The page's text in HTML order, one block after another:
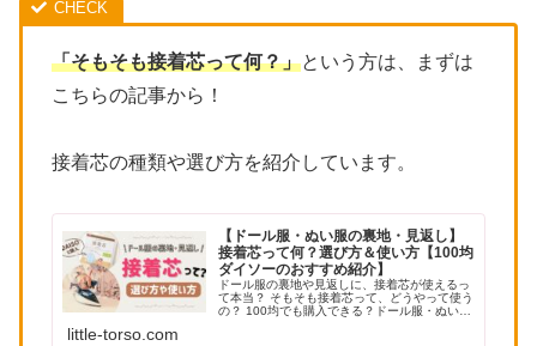
「そもそも接着芯って何？」という方は、まずは
こちらの記事から！
接着芯の種類や選び方を紹介しています。
【ドール服・ぬい服の裏地・見返し】
接着芯って何？選び方＆使い方【100均
ダイソーのおすすめ紹介】
ドール服の裏地や見返しに、接着芯が使えるっ
て本当？ そもそも接着芯って、どうやって使う
の？ 100均でも購入できる？ドール服・ぬい服
little-torso.com